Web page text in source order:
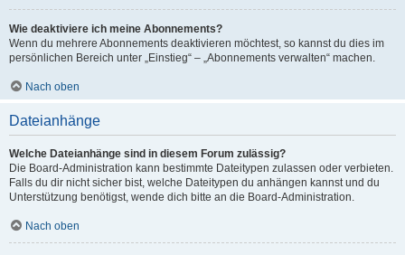
Wie deaktiviere ich meine Abonnements?
Wenn du mehrere Abonnements deaktivieren möchtest, so kannst du dies im
persönlichen Bereich unter „Einstieg“ – „Abonnements verwalten“ machen.
Nach oben
Dateianhänge
Welche Dateianhänge sind in diesem Forum zulässig?
Die Board-Administration kann bestimmte Dateitypen zulassen oder verbieten.
Falls du dir nicht sicher bist, welche Dateitypen du anhängen kannst und du
Unterstützung benötigst, wende dich bitte an die Board-Administration.
Nach oben